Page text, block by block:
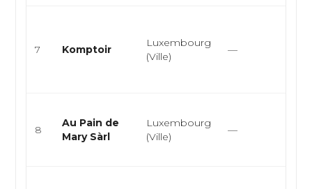
7 Komptoir
Luxembourg
(Ville)
—
8
Au Pain de
Mary Sàrl
Luxembourg
(Ville)
—